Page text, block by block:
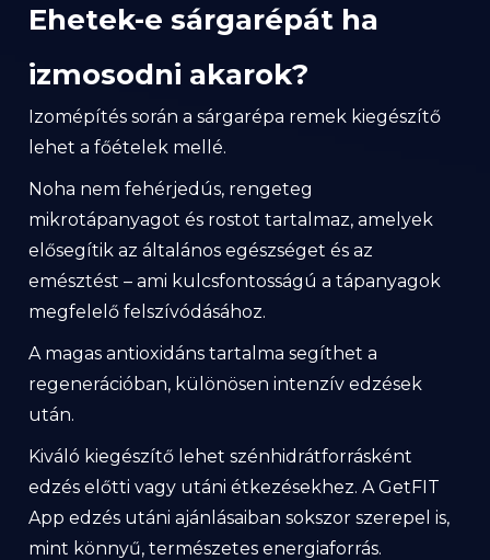
Ehetek-e sárgarépát ha
izmosodni akarok?
Izomépítés során a sárgarépa remek kiegészítő
lehet a főételek mellé.
Noha nem fehérjedús, rengeteg
mikrotápanyagot és rostot tartalmaz, amelyek
elősegítik az általános egészséget és az
emésztést – ami kulcsfontosságú a tápanyagok
megfelelő felszívódásához.
A magas antioxidáns tartalma segíthet a
regenerációban, különösen intenzív edzések
után.
Kiváló kiegészítő lehet szénhidrátforrásként
edzés előtti vagy utáni étkezésekhez. A GetFIT
App edzés utáni ajánlásaiban sokszor szerepel is,
mint könnyű, természetes energiaforrás.